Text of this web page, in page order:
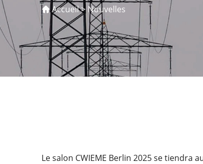
Accueil> Nouvelles
Le salon CWIEME Berlin 2025 se tiendra